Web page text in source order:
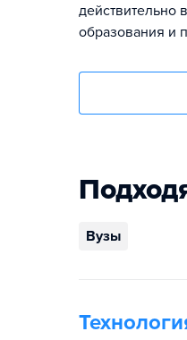
действительно
образования и
Вузы